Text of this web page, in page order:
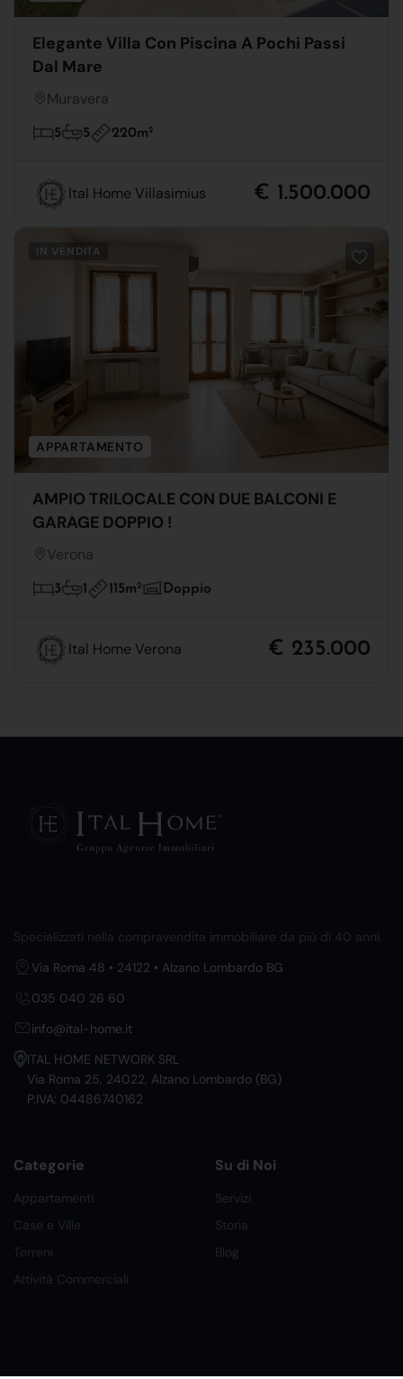
Elegante Villa Con Piscina A Pochi Passi
Dal Mare
Muravera
5 5 220m2
Ital Home Villasimius € 1.500.000
IN VENDITA
APPARTAMENTO
AMPIO TRILOCALE CON DUE BALCONI E
GARAGE DOPPIO !
Verona
3 1 115m2 Doppio
Ital Home Verona € 235.000
Specializzati nella compravendita immobiliare da più di 40 anni.
Via Roma 48 • 24122 • Alzano Lombardo BG
035 040 26 60
info@ital-home.it
ITAL HOME NETWORK SRL
Via Roma 25, 24022, Alzano Lombardo (BG)
P.IVA: 04486740162
Categorie
Appartamenti
Case e Ville
Terreni
Attività Commerciali
Su di Noi
Servizi
Storia
Blog